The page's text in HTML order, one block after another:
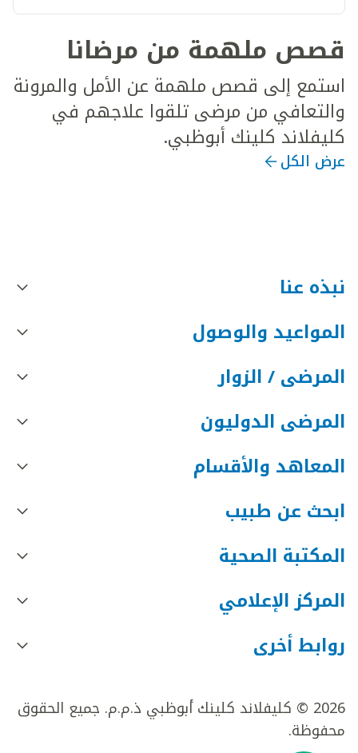
قصص ملهمة من مرضانا
استمع إلى قصص ملهمة عن الأمل والمرونة
والتعافي من مرضى تلقوا علاجهم في
كليفلاند كلينك أبوظبي.
عرض الكل
نبذه عنا
المواعيد والوصول
المرضى / الزوار
المرضى الدوليون
المعاهد والأقسام
ابحث عن طبيب
المكتبة الصحية
المركز الإعلامي
روابط أخرى
2026 © كليفلاند كلينك أبوظبي ذ.م.م. جميع الحقوق
محفوظة.